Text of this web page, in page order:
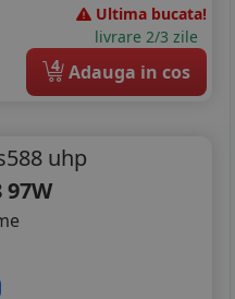
Ultima bucata!
livrare 2/3 zile
4 Adauga in cos
uhp
97W